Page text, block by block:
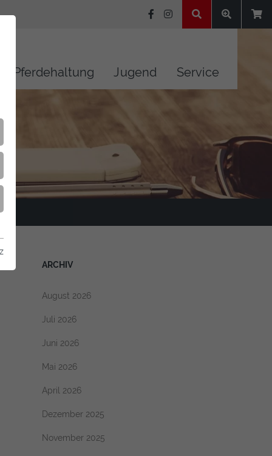
Pferdehaltung Jugend Service
ARCHIV
August 2026
Juli 2026
Juni 2026
Mai 2026
April 2026
Dezember 2025
November 2025